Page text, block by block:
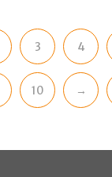
3 4
10 →